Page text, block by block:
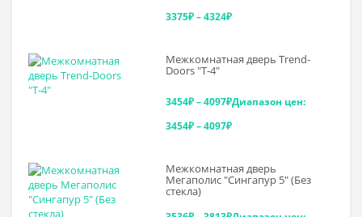
3375₽ – 4324₽
Межкомнатная дверь Trend-
Doоrs "Т-4"
3454₽–4097₽Диапазон цен:
3454₽ – 4097₽
Межкомнатная дверь
Мегаполис "Сингапур 5" (Без
стекла)